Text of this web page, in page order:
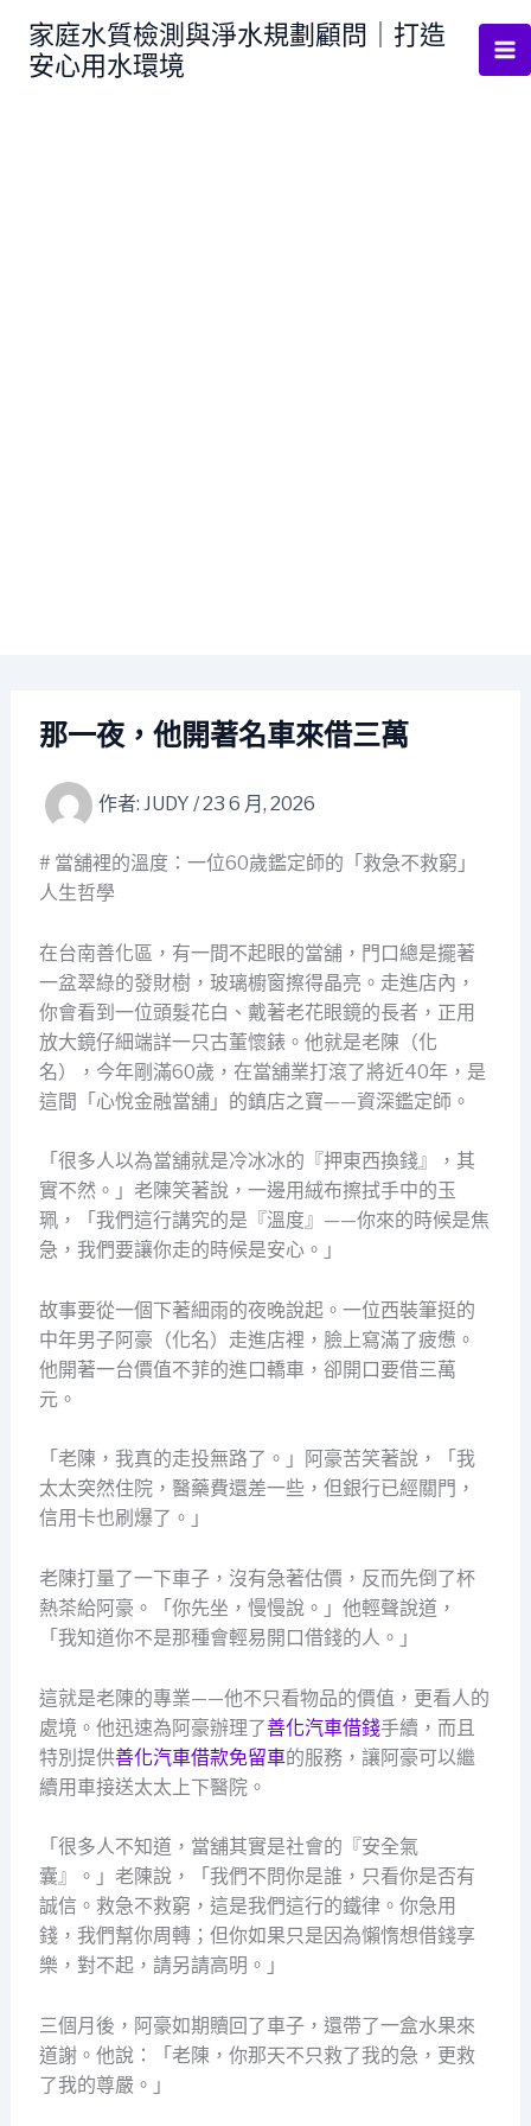
家庭水質檢測與淨水規劃顧問｜打造
安心用水環境
那一夜，他開著名車來借三萬
作者: JUDY /23 6 月, 2026
# 當舖裡的溫度：一位60歲鑑定師的「救急不救窮」
人生哲學
在台南善化區，有一間不起眼的當舖，門口總是擺著
一盆翠綠的發財樹，玻璃櫥窗擦得晶亮。走進店內，
你會看到一位頭髮花白、戴著老花眼鏡的長者，正用
放大鏡仔細端詳一只古董懷錶。他就是老陳（化
名），今年剛滿60歲，在當舖業打滾了將近40年，是
這間「心悅金融當舖」的鎮店之寶——資深鑑定師。
「很多人以為當舖就是冷冰冰的『押東西換錢』，其
實不然。」老陳笑著說，一邊用絨布擦拭手中的玉
珮，「我們這行講究的是『溫度』——你來的時候是焦
急，我們要讓你走的時候是安心。」
故事要從一個下著細雨的夜晚說起。一位西裝筆挺的
中年男子阿豪（化名）走進店裡，臉上寫滿了疲憊。
他開著一台價值不菲的進口轎車，卻開口要借三萬
元。
「老陳，我真的走投無路了。」阿豪苦笑著說，「我
太太突然住院，醫藥費還差一些，但銀行已經關門，
信用卡也刷爆了。」
老陳打量了一下車子，沒有急著估價，反而先倒了杯
熱茶給阿豪。「你先坐，慢慢說。」他輕聲說道，
「我知道你不是那種會輕易開口借錢的人。」
這就是老陳的專業——他不只看物品的價值，更看人的
處境。他迅速為阿豪辦理了善化汽車借錢手續，而且
特別提供善化汽車借款免留車的服務，讓阿豪可以繼
續用車接送太太上下醫院。
「很多人不知道，當舖其實是社會的『安全氣
囊』。」老陳說，「我們不問你是誰，只看你是否有
誠信。救急不救窮，這是我們這行的鐵律。你急用
錢，我們幫你周轉；但你如果只是因為懶惰想借錢享
樂，對不起，請另請高明。」
三個月後，阿豪如期贖回了車子，還帶了一盒水果來
道謝。他說：「老陳，你那天不只救了我的急，更救
了我的尊嚴。」